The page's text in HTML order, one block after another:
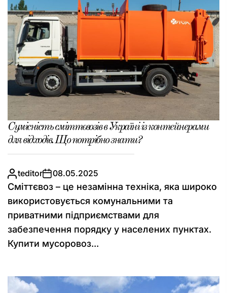
Сумісність сміттєвозів в Україні із контейнерами
для відходів. Що потрібно знати?
teditor 08.05.2025
Сміттєвоз – це незамінна техніка, яка широко
використовується комунальними та
приватними підприємствами для
забезпечення порядку у населених пунктах.
Купити мусоровоз...